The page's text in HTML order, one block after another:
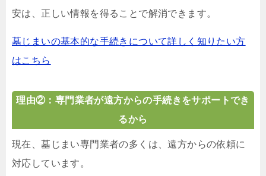
安は、正しい情報を得ることで解消できます。
墓じまいの基本的な手続きについて詳しく知りたい方
はこちら
理由②：専門業者が遠方からの手続きをサポートでき
るから
現在、墓じまい専門業者の多くは、遠方からの依頼に
対応しています。